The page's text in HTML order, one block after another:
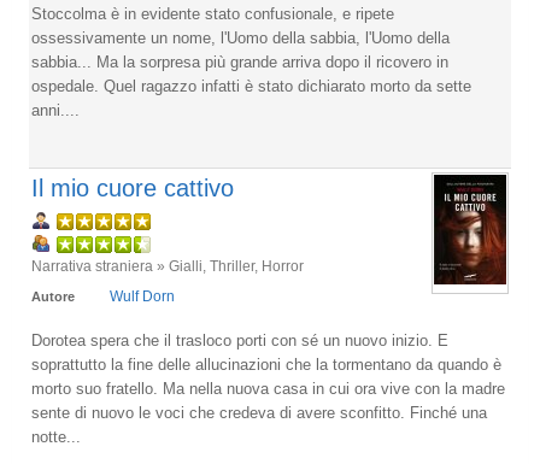
Stoccolma è in evidente stato confusionale, e ripete
ossessivamente un nome, l'Uomo della sabbia, l'Uomo della
sabbia... Ma la sorpresa più grande arriva dopo il ricovero in
ospedale. Quel ragazzo infatti è stato dichiarato morto da sette
anni....
Il mio cuore cattivo
Narrativa straniera » Gialli, Thriller, Horror
Autore Wulf Dorn
Dorotea spera che il trasloco porti con sé un nuovo inizio. E
soprattutto la fine delle allucinazioni che la tormentano da quando è
morto suo fratello. Ma nella nuova casa in cui ora vive con la madre
sente di nuovo le voci che credeva di avere sconfitto. Finché una
notte...